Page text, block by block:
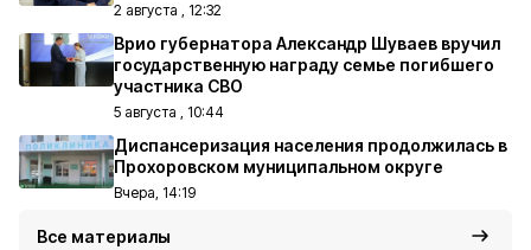
2 августа , 12:32
Врио губернатора Александр Шуваев вручил
государственную награду семье погибшего
участника СВО
5 августа , 10:44
Диспансеризация населения продолжилась в
Прохоровском муниципальном округе
Вчера, 14:19
Все материалы